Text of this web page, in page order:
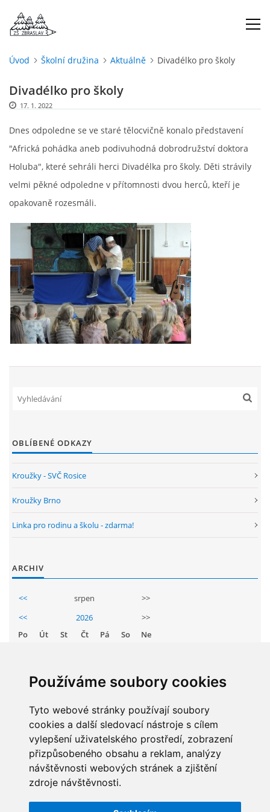
Používáme soubory cookies
Tyto webové stránky používají soubory
cookies a další sledovací nástroje s cílem
vylepšení uživatelského prostředí, zobrazení
přizpůsobeného obsahu a reklam, analýzy
návštěvnosti webových stránek a zjištění
zdroje návštěvnosti.
O NÁS
ŠKOLNÍ ROK
DOKUMENTY
ŠKOLSKÁ RADA
PROJEKTY
ENVIRONMENTÁLNÍ VÝCHOVA
FOTOALBUM
ŠKOLNÍ DRUŽINA
ŠKOLNÍ JÍDELNA
ARCHIV
KROUŽKY
NEPOTŘEBNÝ MAJETEK
NAUČNÁ STEZKA ZBRASLAV
Úvod Školní družina Aktuálně Divadélko pro školy
Divadélko pro školy
17. 1. 2022
Dnes odpoledne se ve staré tělocvičně konalo představení
"Africká pohádka aneb podivuhodná dobrodružství doktora
Holuba", které sehráli herci Divadélka pro školy. Děti strávily
velmi pěkné odpoledne v přítomnosti dvou herců, kteří je
opakovaně rozesmáli.
OBLÍBENÉ ODKAZY
Kroužky - SVČ Rosice
Kroužky Brno
Linka pro rodinu a školu - zdarma!
ARCHIV
<< srpen
>>
<<
2026
>>
Po
Út St Čt Pá So
Ne
11 12 13 14 15
16
18 19 20 21 22
23
25 26 27 28 29
30
STATISTIKY